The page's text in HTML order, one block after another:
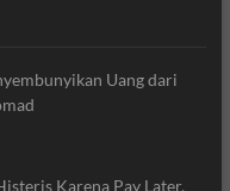
Uang dari
Karena Pay Later,